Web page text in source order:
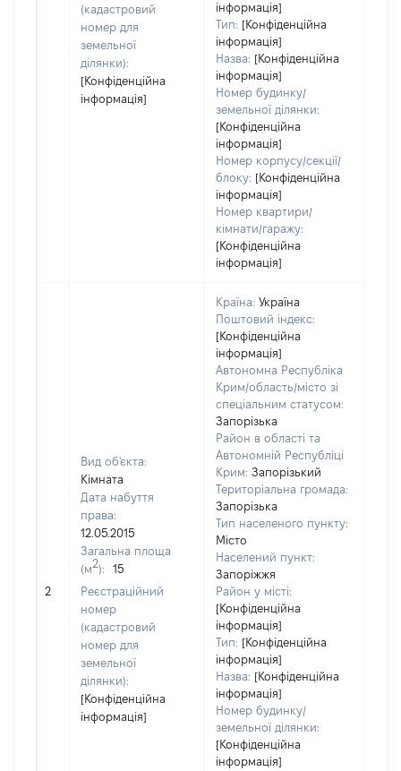
(кадастровий
номер для
земельної
ділянки):
[Конфіденційна
інформація]
інформація]
Тип: [Конфіденційна
інформація]
Назва: [Конфіденційна
інформація]
Номер будинку/
земельної ділянки:
[Конфіденційна
інформація]
Номер корпусу/секції/
блоку: [Конфіденційна
інформація]
Номер квартири/
кімнати/гаражу:
[Конфіденційна
інформація]
2
Вид об'єкта:
Кімната
Дата набуття
права:
12.05.2015
Загальна площа
(м2):
15
Реєстраційний
номер
(кадастровий
номер для
земельної
ділянки):
[Конфіденційна
інформація]
Країна: Україна
Поштовий індекс:
[Конфіденційна
інформація]
Автономна Республіка
Крим/область/місто зі
спеціальним статусом:
Запорізька
Район в області та
Автономній Республіці
Крим: Запорізький
Територіальна громада:
Запорізька
Тип населеного пункту:
Місто
Населений пункт:
Запоріжжя
Район у місті:
[Конфіденційна
інформація]
Тип: [Конфіденційна
інформація]
Назва: [Конфіденційна
інформація]
Номер будинку/
земельної ділянки:
[Конфіденційна
інформація]